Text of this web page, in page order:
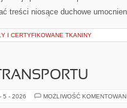
treści niosące duchowe
I CERTYFIKOWANE TKANINY
5 - 2026 MOŻLIWOŚĆ